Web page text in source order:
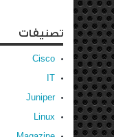
تصنيفات
Cisco
IT
Juniper
Linux